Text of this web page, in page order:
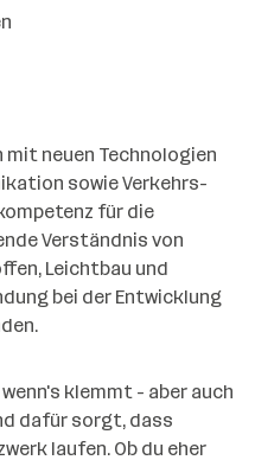
neuen Technologien
sowie Verkehrs-
für die
Verständnis von
Leichtbau und
bei der Entwicklung
klemmt - aber auch
dafür sorgt, dass
laufen. Ob du eher